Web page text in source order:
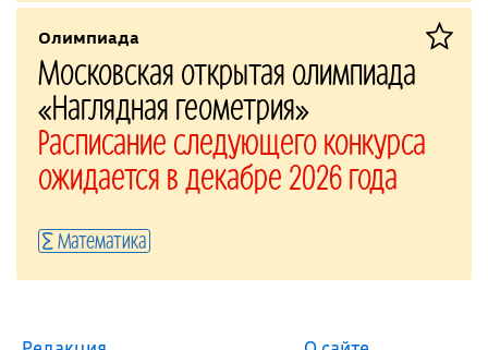
Олимпиада
Московская открытая олимпиада
«Наглядная геометрия»
Расписание следующего конкурса
ожидается в декабре 2026 года
Математика